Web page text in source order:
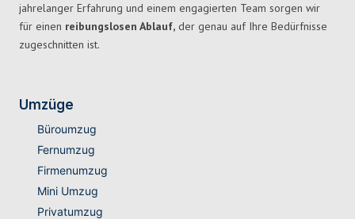
jahrelanger Erfahrung und einem engagierten Team sorgen wir
für einen reibungslosen Ablauf, der genau auf Ihre Bedürfnisse
zugeschnitten ist.
Umzüge
Büroumzug
Fernumzug
Firmenumzug
Mini Umzug
Privatumzug